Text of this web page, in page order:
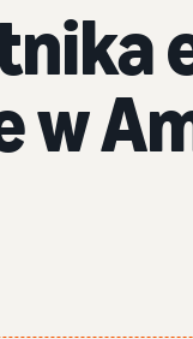
w